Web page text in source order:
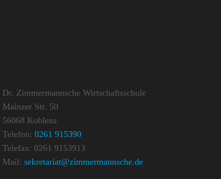
Dr. Zimmermannsche Wirtschaftsschule
Mainzer Str. 50
56068 Koblenz
Telefon: 0261 915390
Telefax: 0261 9153913
Mail: sekretariat@zimmermannsche.de